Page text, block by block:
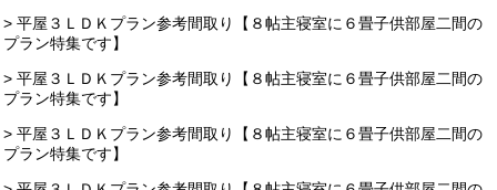
> 平屋３ＬＤＫプラン参考間取り【８帖主寝室に６畳子供部屋二間の
プラン特集です】
> 平屋３ＬＤＫプラン参考間取り【８帖主寝室に６畳子供部屋二間の
プラン特集です】
> 平屋３ＬＤＫプラン参考間取り【８帖主寝室に６畳子供部屋二間の
プラン特集です】